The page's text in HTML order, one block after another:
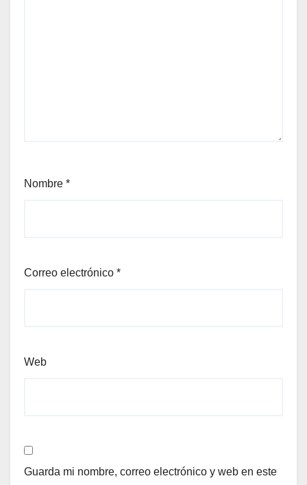
Nombre *
Correo electrónico *
Web
Guarda mi nombre, correo electrónico y web en este